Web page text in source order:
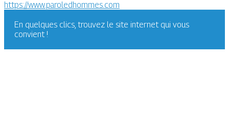
https://www.paroledhommes.com
En quelques clics, trouvez le site internet qui vous
convient !